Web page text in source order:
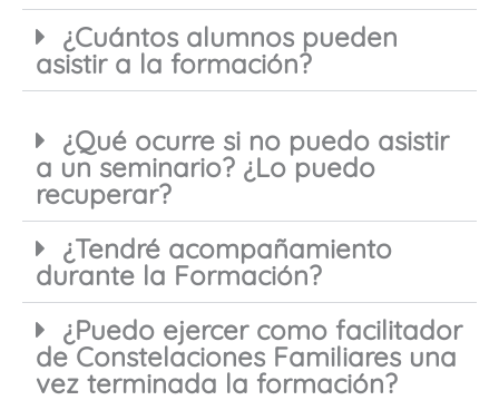
¿Cuántos alumnos pueden
asistir a la formación?
¿Qué ocurre si no puedo asistir
a un seminario? ¿Lo puedo
recuperar?
¿Tendré acompañamiento
durante la Formación?
¿Puedo ejercer como facilitador
de Constelaciones Familiares una
vez terminada la formación?